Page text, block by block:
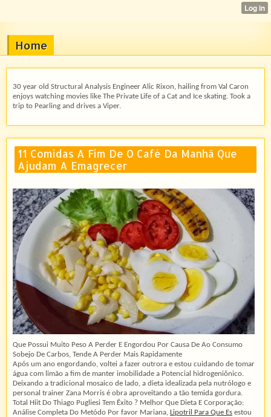
Home
30 year old Structural Analysis Engineer Alic Rixon, hailing from Val Caron
enjoys watching movies like The Private Life of a Cat and Ice skating. Took a
trip to Pearling and drives a Viper.
11 Comidas ​​A Fim De O Café Da Manhã Que
Ajudam A Emagrecer
Que Possui Muito Peso A Perder E Engordou Por Causa De Ao Consumo
Sobejo De Carbos, Tende A Perder Mais Rapidamente
Após um ano engordando, voltei a fazer outrora e estou cuidando de tomar
água com limão a fim de manter imobilidade a Potencial hidrogeniônico.
Deixando a tradicional mosaico de lado, a dieta idealizada pela nutrólogo e
personal trainer Zana Morris é obra aproveitando a tão temida gordura.
Total Hiit Do Thiago Pugliesi Tem Êxito ? Melhor Que Dieta E Corporação:
Análise Completa Do Metódo Por favor Mariana, Lipotril Para Que Es estou